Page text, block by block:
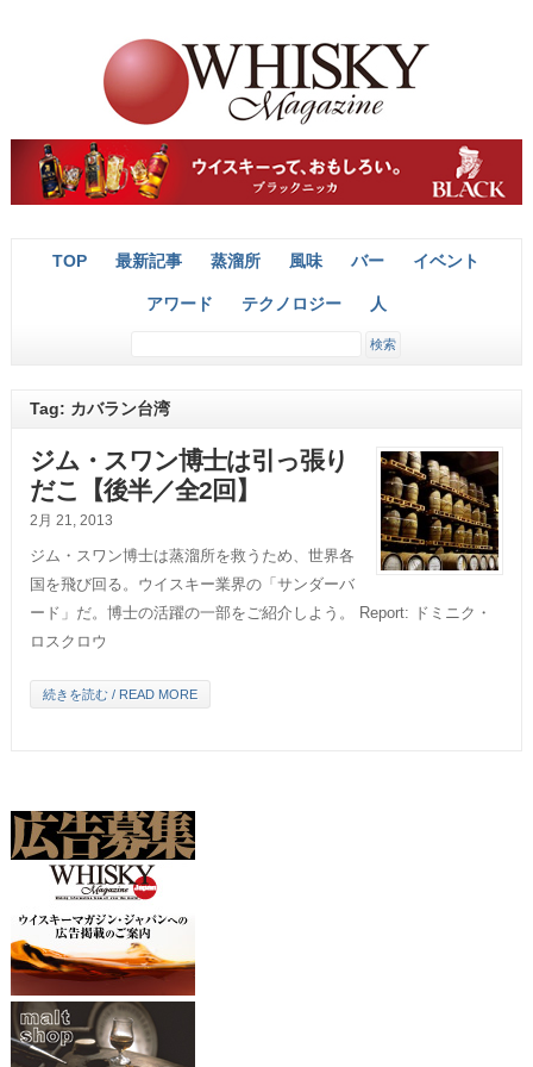
TOP 最新記事 蒸溜所 風味 バー イベント
アワード テクノロジー 人
Tag: カバラン台湾
ジム・スワン博士は引っ張り
だこ【後半／全2回】
2月 21, 2013
ジム・スワン博士は蒸溜所を救うため、世界各
国を飛び回る。ウイスキー業界の「サンダーバ
ード」だ。博士の活躍の一部をご紹介しよう。 Report: ドミニク・
ロスクロウ
続きを読む / READ MORE